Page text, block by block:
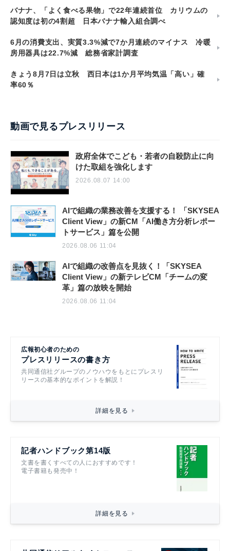
バナナ、「よく食べる果物」で22年連続首位 カリウムの
認知度は初の4割超 日本バナナ輸入組合調べ
6月の消費支出、実質3.3%減で7か月連続のマイナス 冷暖
房用器具は22.7%減 総務省家計調査
きょう8月7日は立秋 西日本は1か月平均気温「高い」確
率60％
動画で見るプレスリリース
政府全体でこども・若者の自殺防止に向
けた取組を強化します
2026.08.07 14:00
AIで組織の業務改善を支援する！ 「SKYSEA
Client View」の新CM「AI働き方分析レポー
トサービス」篇を公開
2026.08.06 11:04
AIで組織の改善点を見抜く！「SKYSEA
Client View」の新テレビCM「チームの変
革」篇の放映を開始
2026.08.06 11:04
広報初心者のための
プレスリリースの書き方
共同通信社グループのノウハウをもとにプレスリ
リースの基本的なポイントを解説！
詳細を見る
記者ハンドブック第14版
文書を書くすべての人におすすめです！
電子書籍も発売中！
詳細を見る